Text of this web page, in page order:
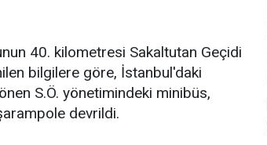
40. kilometresi Sakaltutan Geçidi
bilgilere göre, İstanbul'daki
S.Ö. yönetimindeki minibüs,
devrildi.